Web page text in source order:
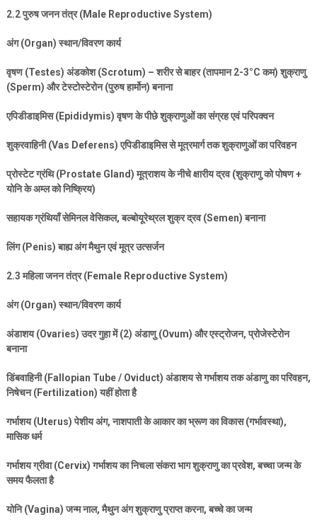
2.2पुरुष जनन तंत्र (Male Reproductive System)
अंग (Organ)स्थान/विवरण कार्य
वृषण (Testes) अंडकोश (Scrotum) –शरीर से बाहर (तापमान2-3°Cकम) शुक्राणु
(Sperm) और टेस्टोस्टेरोन (पुरुष हार्मोन) बनाना
एपिडीडाइमिस (Epididymis)वृषण के पीछे शुक्राणुओं का संग्रह एवं परिपक्वन
शुक्रवाहिनी (Vas Deferens)एपिडीडाइमिस से मूत्रमार्ग तक शुक्राणुओं का परिवहन
प्रोस्टेट ग्रंथि (Prostate Gland)मूत्राशय के नीचे क्षारीय द्रव (शुक्राणु को पोषण +
योनि के अम्ल को निष्क्रिय)
सहायक ग्रंथियाँ सेमिनल वेसिकल,बल्बोयूरेथ्रल शुक्र द्रव (Semen)बनाना
लिंग (Penis)बाह्य अंग मैथुन एवं मूत्र उत्सर्जन
2.3महिला जनन तंत्र (Female Reproductive System)
अंग (Organ)स्थान/विवरण कार्य
अंडाशय (Ovaries)उदर गुहा में (2) अंडाणु (Ovum) और एस्ट्रोजन,प्रोजेस्टेरोन
बनाना
डिंबवाहिनी (Fallopian Tube / Oviduct) अंडाशय से गर्भाशय तक अंडाणु का परिवहन,
निषेचन (Fertilization)यहीं होता है
गर्भाशय (Uterus)पेशीय अंग,नाशपाती के आकार का भ्रूण का विकास (गर्भावस्था),
मासिक धर्म
गर्भाशय ग्रीवा (Cervix)गर्भाशय का निचला संकरा भाग शुक्राणु का प्रवेश,बच्चा जन्म के
समय फैलता है
योनि (Vagina)जन्म नाल,मैथुन अंग शुक्राणु प्राप्त करना,बच्चे का जन्म